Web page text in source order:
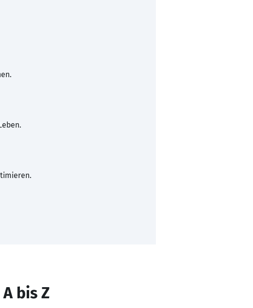
bis Z